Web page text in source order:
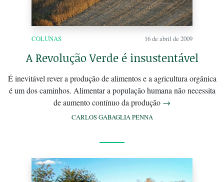
COLUNAS 16 de abril de 2009
A Revolução Verde é insustentável
É inevitável rever a produção de alimentos e a agricultura orgânica
é um dos caminhos. Alimentar a população humana não necessita
de aumento contínuo da produção →
CARLOS GABAGLIA PENNA